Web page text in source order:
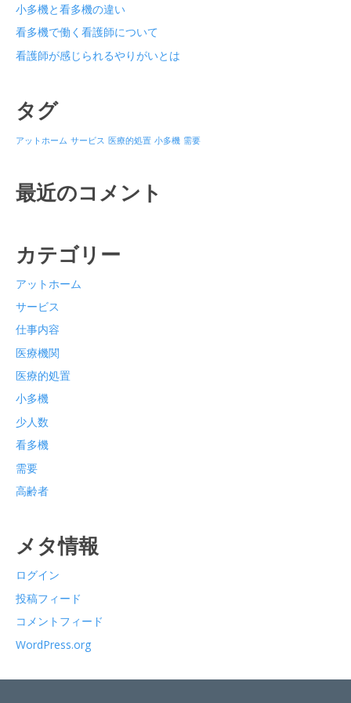
小多機と看多機の違い
看多機で働く看護師について
看護師が感じられるやりがいとは
タグ
アットホーム サービス 医療的処置 小多機 需要
最近のコメント
カテゴリー
アットホーム
サービス
仕事内容
医療機関
医療的処置
小多機
少人数
看多機
需要
高齢者
メタ情報
ログイン
投稿フィード
コメントフィード
WordPress.org